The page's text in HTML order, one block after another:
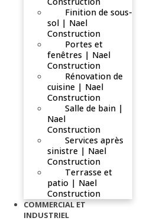
Finition de sous-
sol | Nael
Construction
Portes et
fenêtres | Nael
Construction
Rénovation de
cuisine | Nael
Construction
Salle de bain |
Nael
Construction
Services après
sinistre | Nael
Construction
Terrasse et
patio | Nael
Construction
COMMERCIAL ET
INDUSTRIEL